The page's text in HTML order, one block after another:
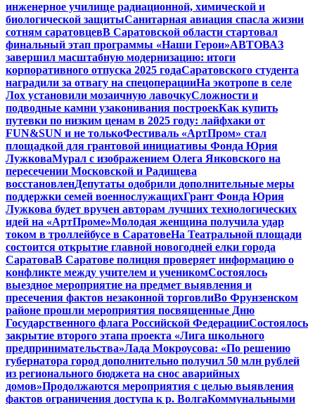
инженерное училище радиационной, химической и
биологической защитыСанитарная авиация спасла жизни
сотням саратовцевВ Саратовской области стартовал
финальный этап программы «Наши Герои»АВТОВАЗ
завершил масштабную модернизацию: итоги
корпоративного отпуска 2025 годаСаратовского студента
наградили за отвагу на спецоперацииНа экотропе в селе
Лох установили мозаичную лавочкуСложности и
подводные камни узаконивания построекКак купить
путевки по низким ценам в 2025 году: лайфхаки от
FUN&SUN и не толькоФестиваль «АртПром» стал
площадкой для грантовой инициативы Фонда Юрия
ЛужковаМурал с изображением Олега Янковского на
пересечении Московской и Радищева
восстановленДепутаты одобрили дополнительные меры
поддержки семей военнослужащихГрант Фонда Юрия
Лужкова будет вручен авторам лучших технологических
идей на «АртПроме»Молодая женщина получила удар
током в троллейбусе в СаратовеНа Театральной площади
состоится открытие главной новогодней елки города
СаратоваВ Саратове полиция проверяет информацию о
конфликте между учителем и ученикомСостоялось
выездное мероприятие на предмет выявления и
пресечения фактов незаконной торговлиВо Фрунзенском
районе прошли мероприятия посвященные Дню
Государственного флага Российской ФедерацииСостоялось
закрытие второго этапа проекта «Лига школьного
предпринимательства»Лада Мокроусова: «По решению
губернатора город дополнительно получил 50 млн рублей
из регионального бюджета на снос аварийных
домов»Продолжаются мероприятия с целью выявления
фактов ограничения доступа к р. ВолгаКоммунальными